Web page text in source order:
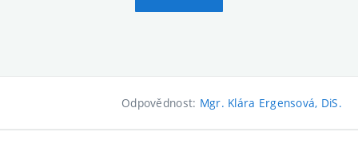
Odpovědnost: Mgr. Klára Ergensová, DiS.